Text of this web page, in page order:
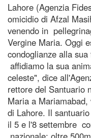
Lahore (Agenzia
omicidio di Afzal
venendo in
Vergine Maria. Oggi
condoglianze alla
affidiamo la sua
celeste", dice
rettore del Santuario
Maria a
di Lahore. Il
il 5 e l'8 settembre